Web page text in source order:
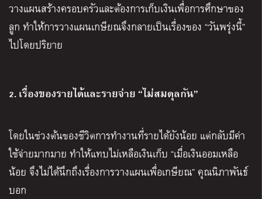
วางแผนสร้างครอบครัวและต้องการเก็บเงินเพื่อการศึกษาของ
ลูก ทำให้การวางแผนเกษียณจึงกลายเป็นเรื่องของ “วันพรุ่งนี้”
ไปโดยปริยาย
2. เรื่องของรายได้และรายจ่าย “ไม่สมดุลกัน”
โดยในช่วงต้นของชีวิตการทำงานที่รายได้ยังน้อย แต่กลับมีค่า
ใช้จ่ายมากมาย ทำให้แทบไม่เหลือเงินเก็บ “เมื่อเงินออมเหลือ
น้อย จึงไม่ได้นึกถึงเรื่องการวางแผนเพื่อเกษียณ” คุณนิภาพันธ์
บอก